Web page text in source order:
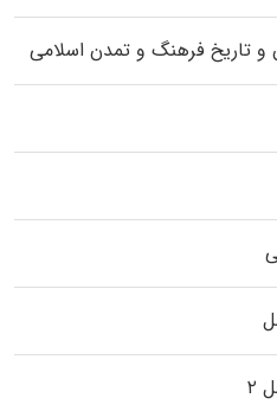
و تاریخ فرهنگ و تمدن اسلامی
۲